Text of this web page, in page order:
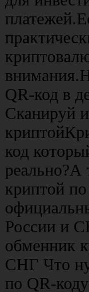
QR-код в
Сканируй
код
реально?А
криптой
России и
обменник
СНГ Что
по QR-